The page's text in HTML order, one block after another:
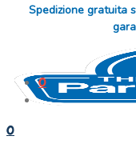
Spedizione gratuita
0
0